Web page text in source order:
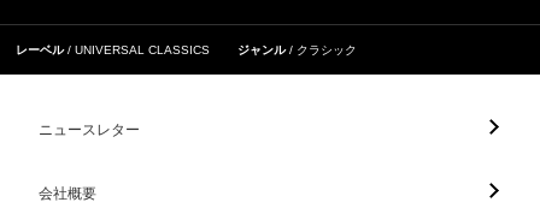
レーベル UNIVERSAL CLASSICS ジャンル クラシック
ニュースレター
会社概要